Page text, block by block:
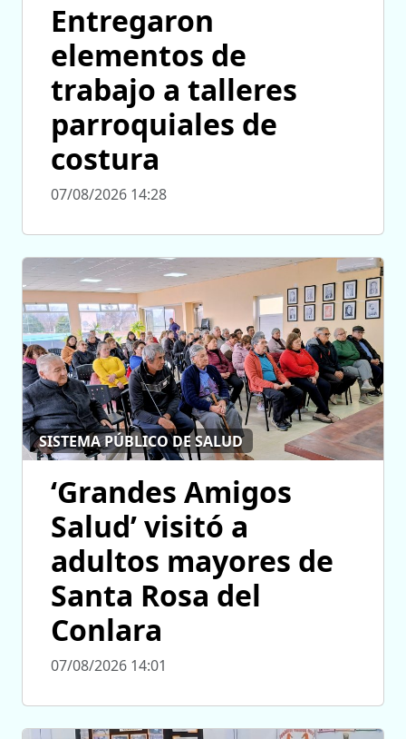
Entregaron
elementos de
trabajo a talleres
parroquiales de
costura
07/08/2026 14:28
SISTEMA PÚBLICO DE SALUD
‘Grandes Amigos
Salud’ visitó a
adultos mayores de
Santa Rosa del
Conlara
07/08/2026 14:01